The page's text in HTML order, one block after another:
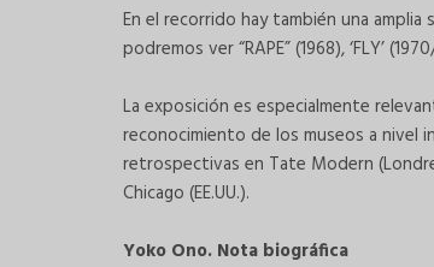
En el recorrido hay también una
podremos ver “RAPE” (1968), ‘FLY’
La exposición es especialmente
reconocimiento de los museos a nivel
retrospectivas en Tate Modern
Chicago (EE.UU.).
Yoko Ono. Nota biográfica